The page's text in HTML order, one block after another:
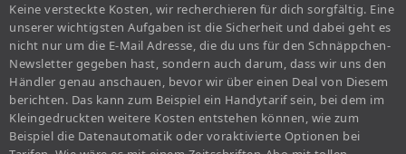
Keine versteckte Kosten, wir recherchieren für dich sorgfältig. Eine
unserer wichtigsten Aufgaben ist die Sicherheit und dabei geht es
nicht nur um die E-Mail Adresse, die du uns für den Schnäppchen-
Newsletter gegeben hast, sondern auch darum, dass wir uns den
Händler genau anschauen, bevor wir über einen Deal von Diesem
berichten. Das kann zum Beispiel ein Handytarif sein, bei dem im
Kleingedruckten weitere Kosten entstehen können, wie zum
Beispiel die Datenautomatik oder voraktivierte Optionen bei